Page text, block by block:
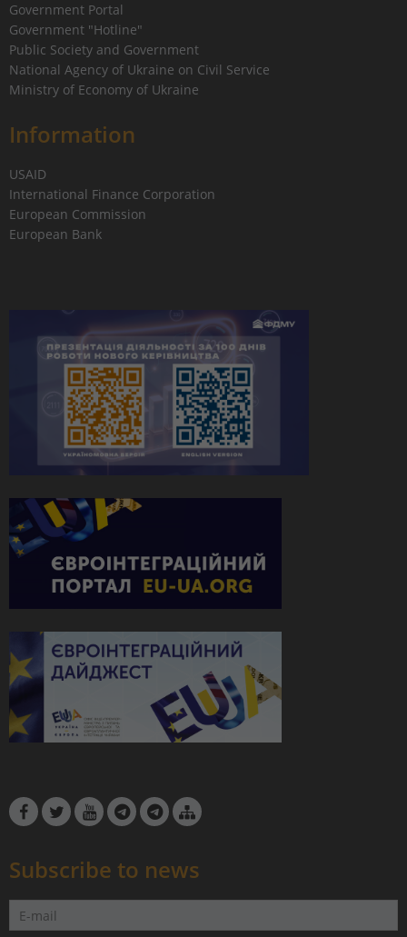
Government Portal
Government "Hotline"
Public Society and Government
National Agency of Ukraine on Civil Service
Ministry of Economy of Ukraine
Information
USAID
International Finance Corporation
European Commission
European Bank
Subscribe to news